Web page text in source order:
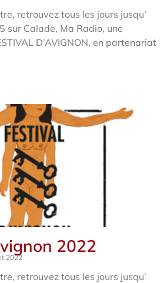
retrouvez tous les jours jusqu’
sur Calade, Ma Radio, une
D’AVIGNON, en partenariat
2022
2022
retrouvez tous les jours jusqu’